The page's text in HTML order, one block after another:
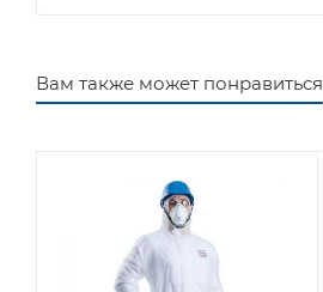
Вам также может понравиться